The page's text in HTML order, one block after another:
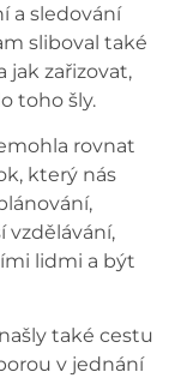
a sledování
sliboval také
jak zařizovat,
toho šly.
rovnat
který nás
vzdělávání,
lidmi a být
také cestu
v jednání